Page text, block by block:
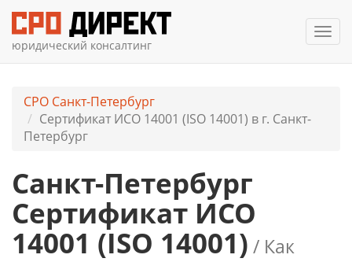
юридический консалтинг
СРО Санкт-Петербург
Сертификат ИСО 14001 (ISO 14001) в г. Санкт-
Петербург
Санкт-Петербург
Сертификат ИСО
14001 (ISO 14001) / Как